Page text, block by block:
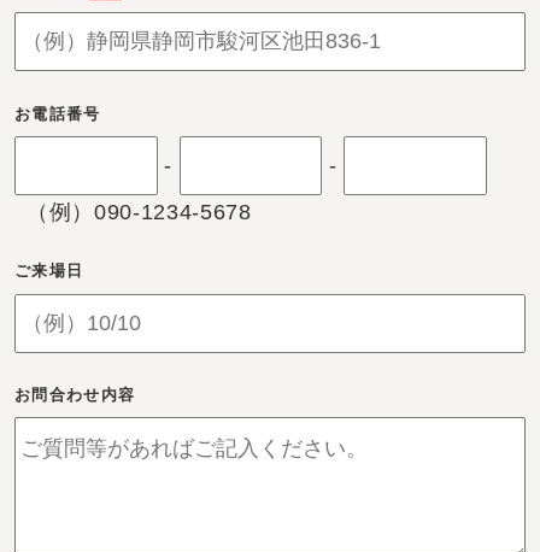
お電話番号
-
-
（例）090-1234-5678
ご来場日
お問合わせ内容